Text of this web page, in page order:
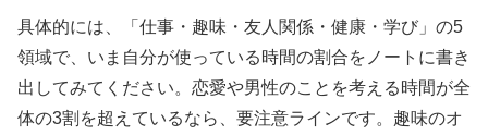
具体的には、「仕事・趣味・友人関係・健康・学び」の5
領域で、いま自分が使っている時間の割合をノートに書き
出してみてください。恋愛や男性のことを考える時間が全
体の3割を超えているなら、要注意ラインです。趣味のオ